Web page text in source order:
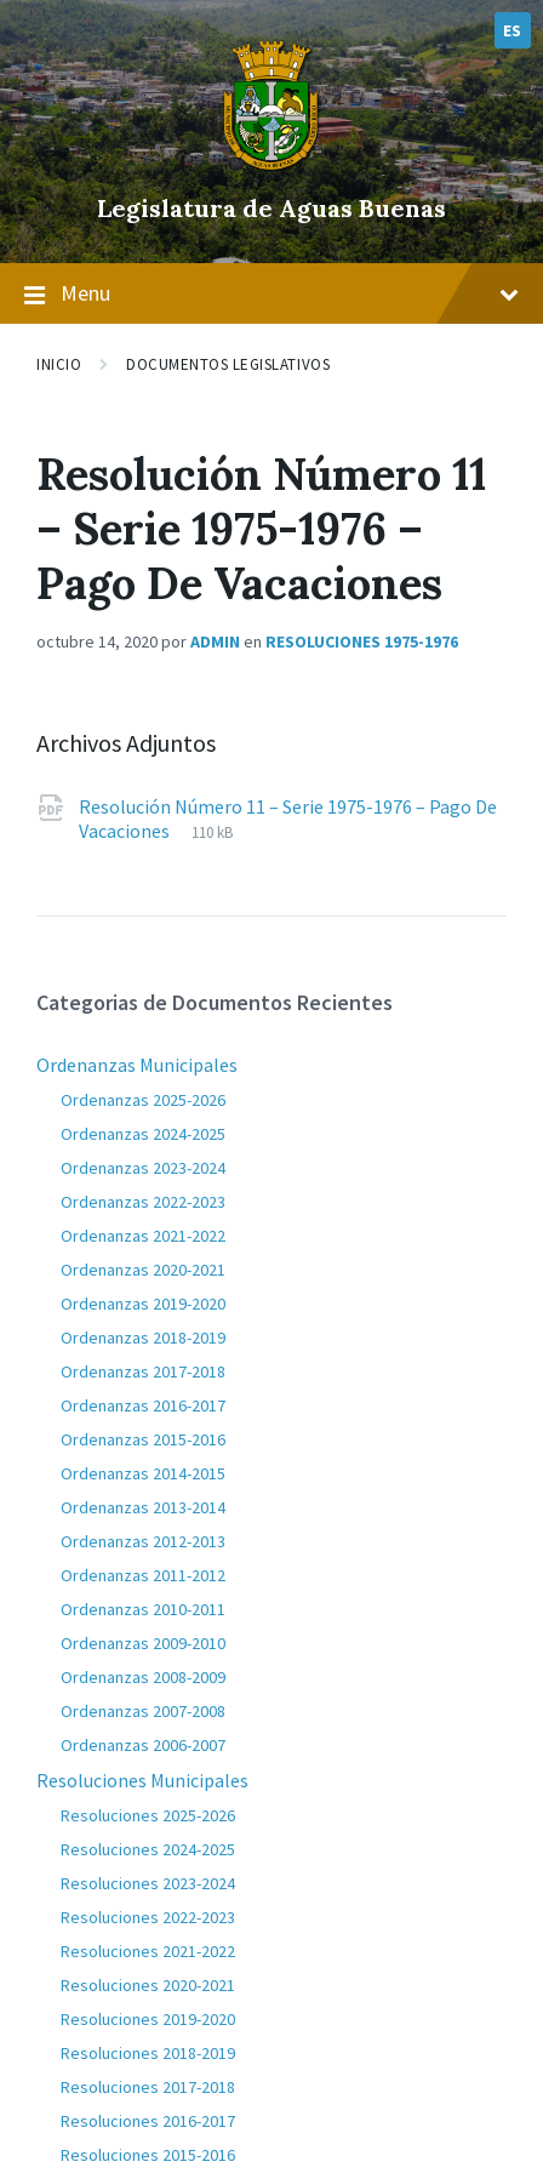
Skip
to
content
Skip
to
main
navigation
Skip
to
footer
ES
Legislatura de Aguas Buenas
Menu
INICIO DOCUMENTOS LEGISLATIVOS
Resolución Número 11
– Serie 1975-1976 –
Pago De Vacaciones
octubre 14, 2020porADMIN en RESOLUCIONES 1975-1976
Archivos Adjuntos
Resolución Número 11 – Serie 1975-1976 – Pago De
Vacaciones
Extensiones
pdf
Tamaño
110 kB
Categorias de Documentos Recientes
Ordenanzas Municipales
Ordenanzas 2025-2026
Ordenanzas 2024-2025
Ordenanzas 2023-2024
Ordenanzas 2022-2023
Ordenanzas 2021-2022
Ordenanzas 2020-2021
Ordenanzas 2019-2020
Ordenanzas 2018-2019
Ordenanzas 2017-2018
Ordenanzas 2016-2017
Ordenanzas 2015-2016
Ordenanzas 2014-2015
Ordenanzas 2013-2014
Ordenanzas 2012-2013
Ordenanzas 2011-2012
Ordenanzas 2010-2011
Ordenanzas 2009-2010
Ordenanzas 2008-2009
Ordenanzas 2007-2008
Ordenanzas 2006-2007
Resoluciones Municipales
Resoluciones 2025-2026
Resoluciones 2024-2025
Resoluciones 2023-2024
Resoluciones 2022-2023
Resoluciones 2021-2022
Resoluciones 2020-2021
Resoluciones 2019-2020
Resoluciones 2018-2019
Resoluciones 2017-2018
Resoluciones 2016-2017
Resoluciones 2015-2016